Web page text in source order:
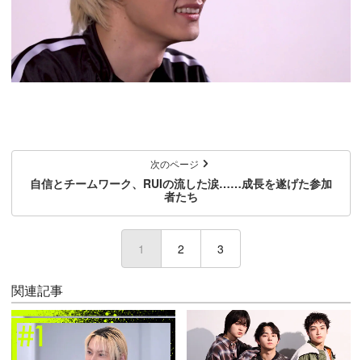
次のページ
自信とチームワーク、RUIの流した涙……成長を遂げた参加
者たち
1 (current)
2 3
関連記事